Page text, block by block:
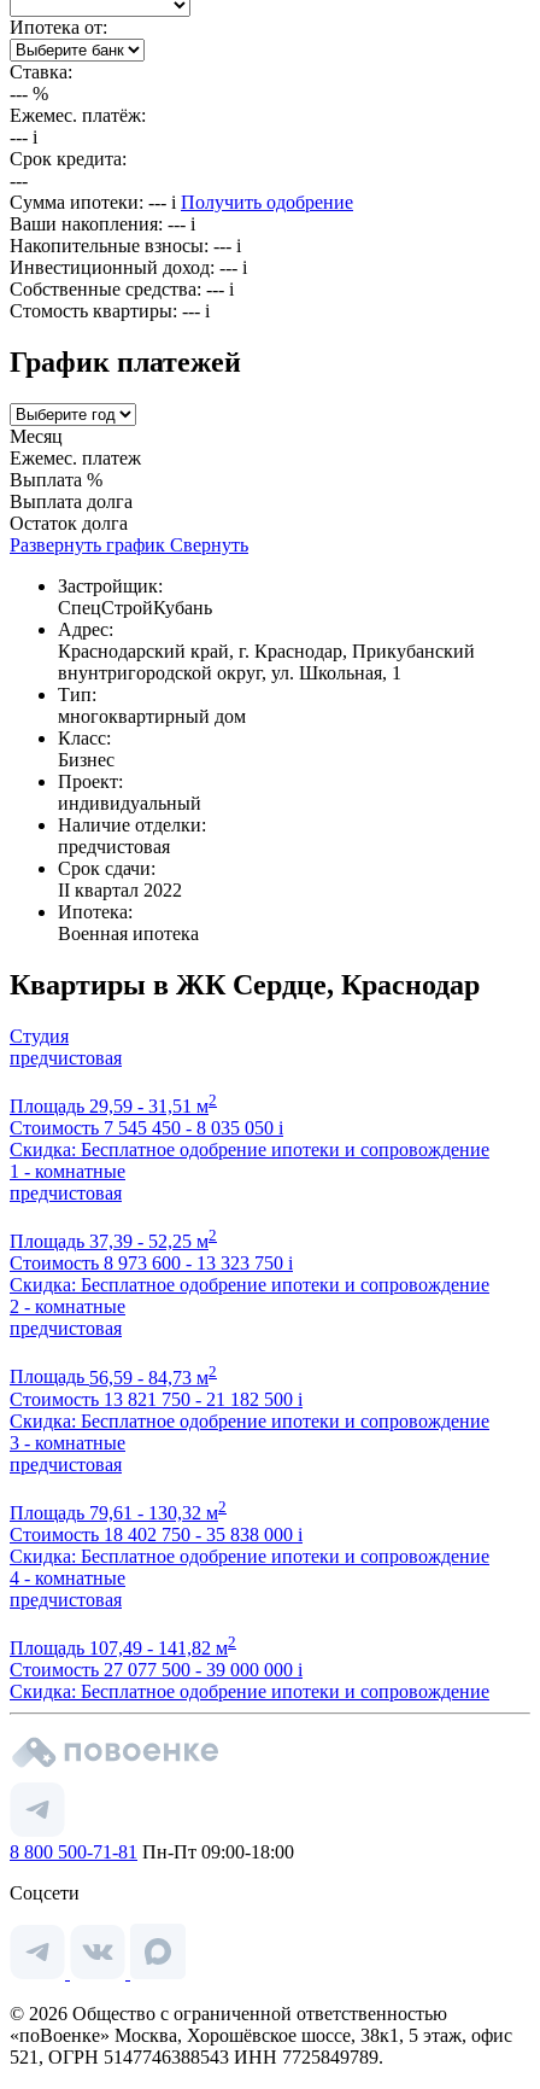
Ипотека от:
Ставка:
--- %
Ежемес. платёж:
--- i
Срок кредита:
---
Сумма ипотеки: --- i Получить одобрение
Ваши накопления: --- i
Накопительные взносы: --- i
Инвестиционный доход: --- i
Собственные средства: --- i
Стомость квартиры: --- i
График платежей
Месяц
Ежемес. платеж
Выплата %
Выплата долга
Остаток долга
Развернуть график Свернуть
Застройщик:
СпецСтройКубань
Адрес:
Краснодарский край, г. Краснодар, Прикубанский
внунтригородской округ, ул. Школьная, 1
Тип:
многоквартирный дом
Класс:
Бизнес
Проект:
индивидуальный
Наличие отделки:
предчистовая
Срок сдачи:
II квартал 2022
Ипотека:
Военная ипотека
Квартиры в ЖК Сердце, Краснодар
Студия
предчистовая
Площадь 29,59 - 31,51 м2
Стоимость 7 545 450 - 8 035 050 i
Скидка: Бесплатное одобрение ипотеки и сопровождение
1 - комнатные
предчистовая
Площадь 37,39 - 52,25 м2
Стоимость 8 973 600 - 13 323 750 i
Скидка: Бесплатное одобрение ипотеки и сопровождение
2 - комнатные
предчистовая
Площадь 56,59 - 84,73 м2
Стоимость 13 821 750 - 21 182 500 i
Скидка: Бесплатное одобрение ипотеки и сопровождение
3 - комнатные
предчистовая
Площадь 79,61 - 130,32 м2
Стоимость 18 402 750 - 35 838 000 i
Скидка: Бесплатное одобрение ипотеки и сопровождение
4 - комнатные
предчистовая
Площадь 107,49 - 141,82 м2
Стоимость 27 077 500 - 39 000 000 i
Скидка: Бесплатное одобрение ипотеки и сопровождение
8 800 500-71-81 Пн-Пт 09:00-18:00
Соцсети
© 2026 Общество с ограниченной ответственностью
«поВоенке» Москва, Хорошёвское шоссе, 38к1, 5 этаж, офис
521, ОГРН 5147746388543 ИНН 7725849789.